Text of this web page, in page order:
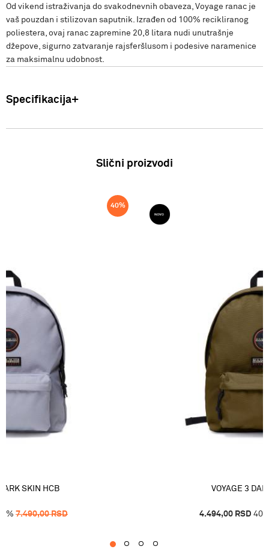
Od vikend istraživanja do svakodnevnih obaveza, Voyage ranac je
vaš pouzdan i stilizovan saputnik. Izrađen od 100% recikliranog
poliestera, ovaj ranac zapremine 20,8 litara nudi unutrašnje
džepove, sigurno zatvaranje rajsferšlusom i podesive naramenice
za maksimalnu udobnost.
Specifikacija
Zemlja porekla: Kina Sastav: 100% Poliester SS25
Slični proizvodi
40%
SKIN HCB
% 7.490,00RSD
VOYAGE 3
4.494,00 RSD 40